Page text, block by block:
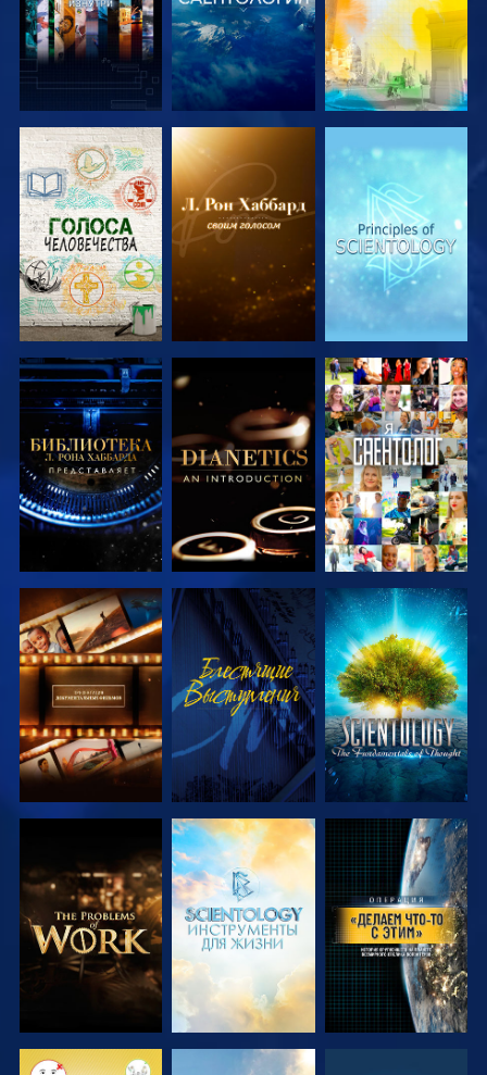
СМОТРЕТЬ
ПЕРЕДАЧИ
СМОТРЕТЬ
ПЕРЕДАЧИ
СМОТРЕТЬ
ПЕРЕДАЧИ
СМОТРЕТЬ
ПЕРЕДАЧИ
СМОТРЕТЬ
ПЕРЕДАЧИ
СМОТРЕТЬ
СМОТРЕТЬ
ПЕРЕДАЧИ
СМОТРЕТЬ
СМОТРЕТЬ
ПЕРЕДАЧИ
СМОТРЕТЬ
ПЕРЕДАЧИ
СМОТРЕТЬ
ПЕРЕДАЧИ
СМОТРЕТЬ